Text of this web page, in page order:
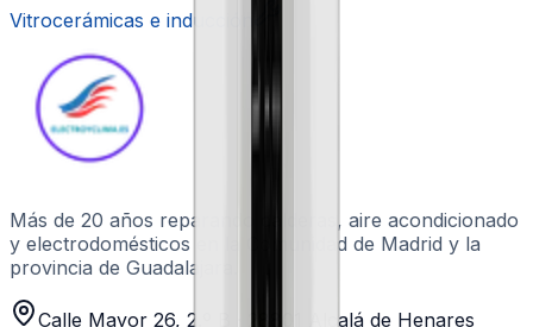
Vitrocerámicas e inducción
Más de 20 años reparando calderas, aire acondicionado
y electrodomésticos en la Comunidad de Madrid y la
provincia de Guadalajara.
Calle Mayor 26, 2.º B Alcalá de Henares